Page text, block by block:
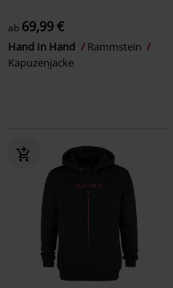
ab 69,99 €
Hand In Hand
Rammstein
Kapuzenjacke